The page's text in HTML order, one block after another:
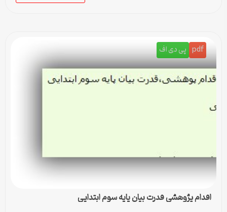
pdf پی دی اف
اقدام پژوهشی قدرت بیان پایه سوم ابتدایی